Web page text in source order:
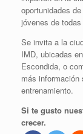
oportunidades
jóvenes de
Se invita a la
IMD, ubicadas
Escondida, o
más
entrenamiento.
Si te gusto
crecer.